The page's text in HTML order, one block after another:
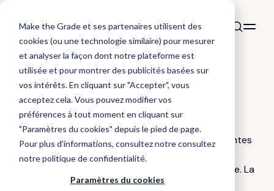
Make the Grade et ses partenaires utilisent des
cookies (ou une technologie similaire) pour mesurer
et analyser la façon dont notre plateforme est
utilisée et pour montrer des publicités basées sur
vos intérêts. En cliquant sur "Accepter", vous
acceptez cela. Vous pouvez modifier vos
préférences à tout moment en cliquant sur
"Paramètres du cookies" depuis le pied de page.
Pour plus d'informations, consultez notreconsultez
notre politique de confidentialité.
Paramètres du cookies
DÉFINITION
Navigation
Navigation : représente les liens entre les différentes
pages d'un site internet, de manière à ce que les
utilisateurs puissent naviguer d'une page à l'autre. La
navigation d'un site internet doit être claire et